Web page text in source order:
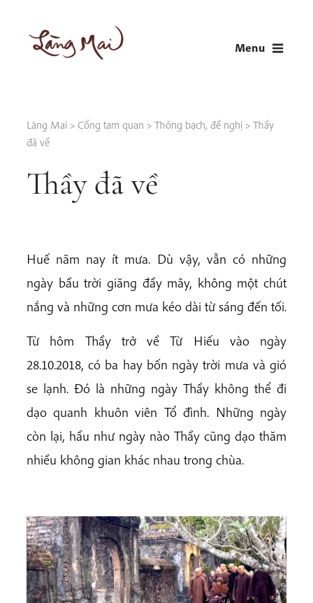
content
Menu
Làng Mai > Cổng tam quan > Thông bạch, đề nghị > Thầy
đã về
Thầy đã về
Huế năm nay ít mưa. Dù vậy, vẫn có những
ngày bầu trời giăng đầy mây, không một chút
nắng và những cơn mưa kéo dài từ sáng đến tối.
Từ hôm Thầy trở về Từ Hiếu vào ngày
28.10.2018, có ba hay bốn ngày trời mưa và gió
se lạnh. Đó là những ngày Thầy không thể đi
dạo quanh khuôn viên Tổ đình. Những ngày
còn lại, hầu như ngày nào Thầy cũng dạo thăm
nhiều không gian khác nhau trong chùa.